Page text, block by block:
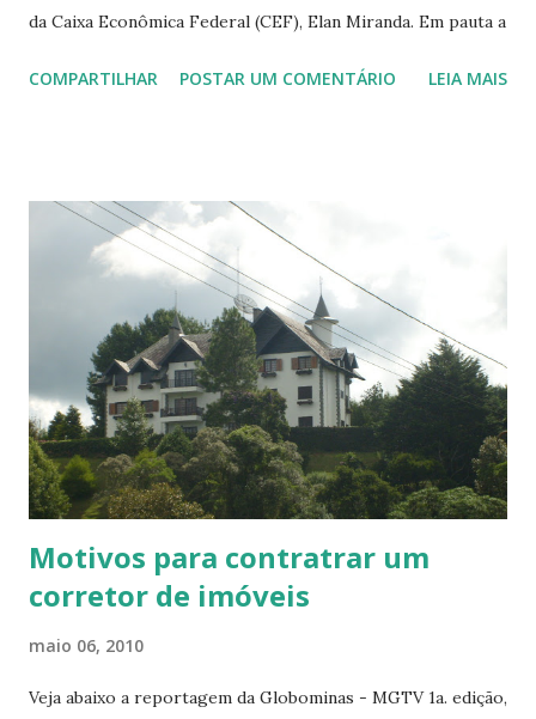
da Caixa Econômica Federal (CEF), Elan Miranda. Em pauta a
“Minha Casa, Minha Vida”, do Governo Federal, na cidade de
famílias. Luciano Agra ressaltou a importância do resgate
da qualidade de vida dos pessoenses e garantiu que a
Prefeitura vai percorrer todos os caminhos necessários
para que os projetos do “Minha casa, Minha Vida”, tanto da
competência pública e como da iniciativa privada, sejam
implementados o mais breve possível. “Estamos
trabalhando com afinco para que consigamos avançar com o
“Minha Casa, Minha Vida”, e com isso, expandi-lo ainda mais
dentro da cidade de João Pessoa. Noss...
COMPARTILHAR POSTAR UM COMENTÁRIO LEIA MAIS
Motivos para contratrar um
corretor de imóveis
maio 06, 2010
Veja abaixo a reportagem da Globominas - MGTV 1a. edição,